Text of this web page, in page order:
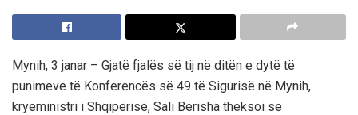
Mynih, 3 janar – Gjatë fjalës së tij në ditën e dytë të
punimeve të Konferencës së 49 të Sigurisë në Mynih,
kryeministri i Shqipërisë, Sali Berisha theksoi se